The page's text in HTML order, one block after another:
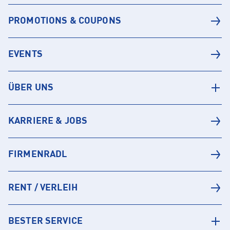
PROMOTIONS & COUPONS
EVENTS
ÜBER UNS
KARRIERE & JOBS
FIRMENRADL
RENT / VERLEIH
BESTER SERVICE